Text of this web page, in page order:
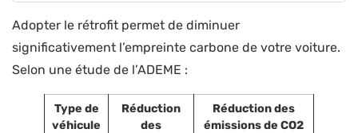
Adopter le rétrofit permet de diminuer
significativement l’empreinte carbone de votre voiture.
Selon une étude de l’ADEME :
Type de
véhicule
Réduction
des
Réduction des
émissions de CO2